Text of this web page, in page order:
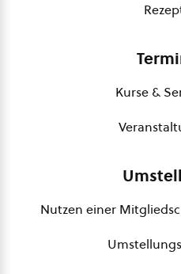
Kurse &
Nutzen einer